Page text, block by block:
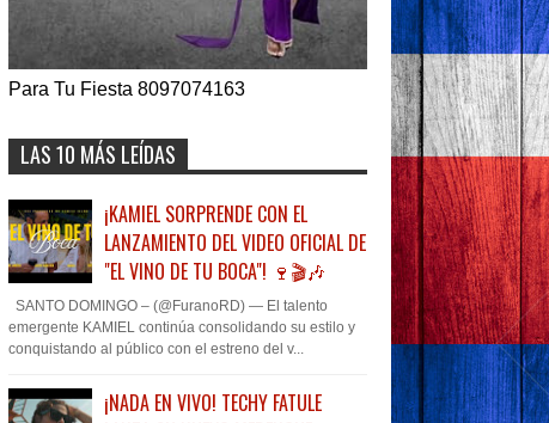
Para Tu Fiesta 8097074163
LAS 10 MÁS LEÍDAS
¡KAMIEL SORPRENDE CON EL
LANZAMIENTO DEL VIDEO OFICIAL DE
"EL VINO DE TU BOCA"! 🍷🎬🎶
SANTO DOMINGO – (@FuranoRD) — El talento
emergente KAMIEL continúa consolidando su estilo y
conquistando al público con el estreno del v...
¡NADA EN VIVO! TECHY FATULE